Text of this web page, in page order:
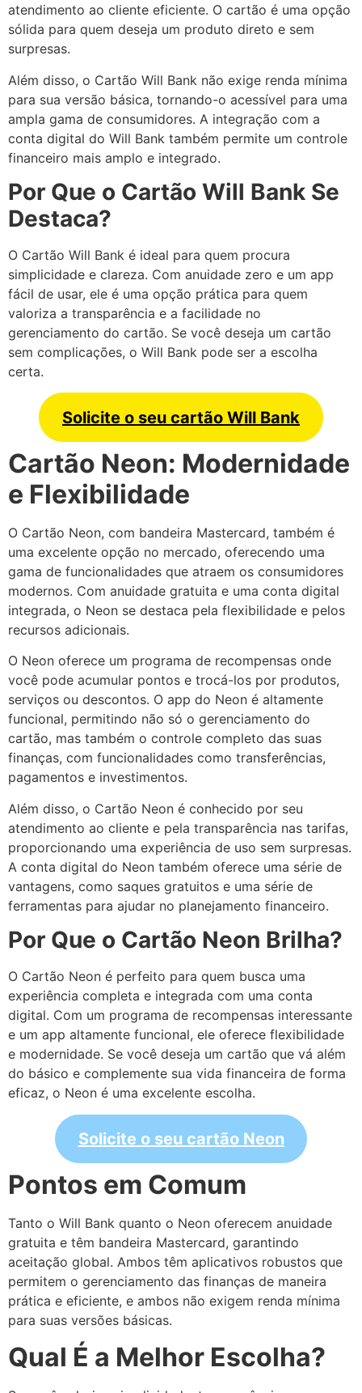
atendimento ao cliente eficiente. O cartão é uma opção
sólida para quem deseja um produto direto e sem
surpresas.
Além disso, o Cartão Will Bank não exige renda mínima
para sua versão básica, tornando-o acessível para uma
ampla gama de consumidores. A integração com a
conta digital do Will Bank também permite um controle
financeiro mais amplo e integrado.
Por Que o Cartão Will Bank Se
Destaca?
O Cartão Will Bank é ideal para quem procura
simplicidade e clareza. Com anuidade zero e um app
fácil de usar, ele é uma opção prática para quem
valoriza a transparência e a facilidade no
gerenciamento do cartão. Se você deseja um cartão
sem complicações, o Will Bank pode ser a escolha
certa.
Solicite o seu cartão Will Bank
Cartão Neon: Modernidade
e Flexibilidade
O Cartão Neon, com bandeira Mastercard, também é
uma excelente opção no mercado, oferecendo uma
gama de funcionalidades que atraem os consumidores
modernos. Com anuidade gratuita e uma conta digital
integrada, o Neon se destaca pela flexibilidade e pelos
recursos adicionais.
O Neon oferece um programa de recompensas onde
você pode acumular pontos e trocá-los por produtos,
serviços ou descontos. O app do Neon é altamente
funcional, permitindo não só o gerenciamento do
cartão, mas também o controle completo das suas
finanças, com funcionalidades como transferências,
pagamentos e investimentos.
Além disso, o Cartão Neon é conhecido por seu
atendimento ao cliente e pela transparência nas tarifas,
proporcionando uma experiência de uso sem surpresas.
A conta digital do Neon também oferece uma série de
vantagens, como saques gratuitos e uma série de
ferramentas para ajudar no planejamento financeiro.
Por Que o Cartão Neon Brilha?
O Cartão Neon é perfeito para quem busca uma
experiência completa e integrada com uma conta
digital. Com um programa de recompensas interessante
e um app altamente funcional, ele oferece flexibilidade
e modernidade. Se você deseja um cartão que vá além
do básico e complemente sua vida financeira de forma
eficaz, o Neon é uma excelente escolha.
Solicite o seu cartão Neon
Pontos em Comum
Tanto o Will Bank quanto o Neon oferecem anuidade
gratuita e têm bandeira Mastercard, garantindo
aceitação global. Ambos têm aplicativos robustos que
permitem o gerenciamento das finanças de maneira
prática e eficiente, e ambos não exigem renda mínima
para suas versões básicas.
Qual É a Melhor Escolha?